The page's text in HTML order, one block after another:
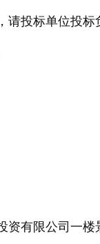
投标单位投标
资有限公司一楼